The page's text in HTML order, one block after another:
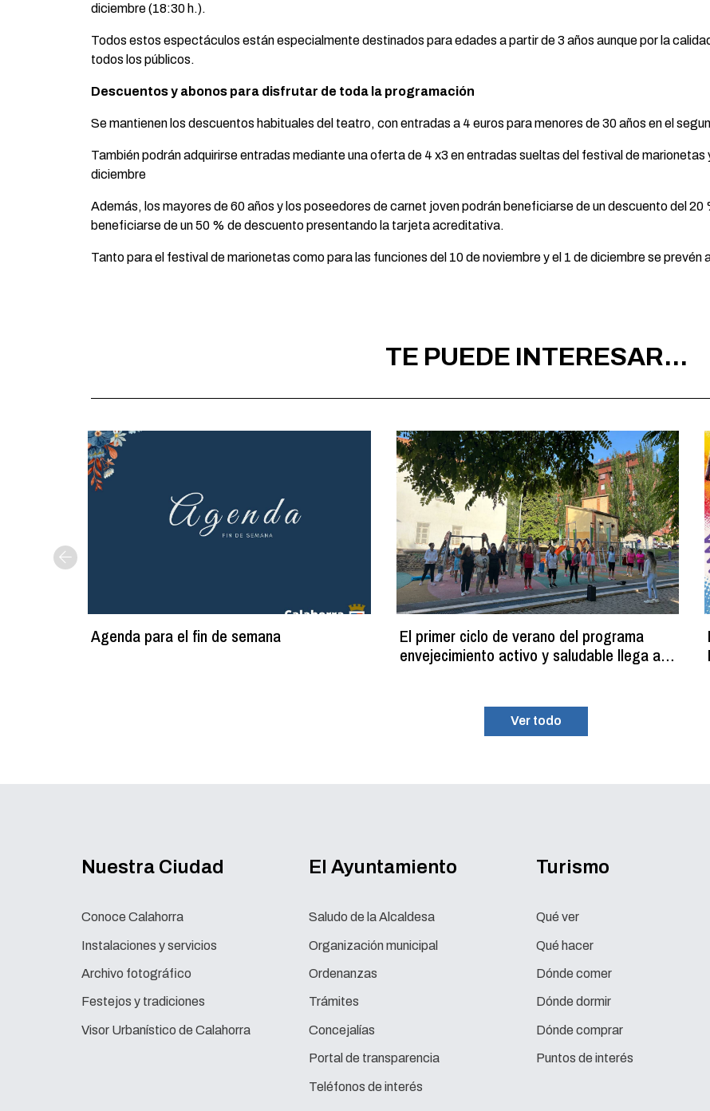
diciembre (18:30 h.).
Todos estos espectáculos están especialmente destinados para edades a partir de 3 años aunque por la
todos los públicos.
Descuentos y abonos para disfrutar de toda la programación
Se mantienen los descuentos habituales del teatro, con entradas a 4 euros para menores de 30 años en el
También podrán adquirirse entradas mediante una oferta de 4 x3 en entradas sueltas del festival de marionetas
diciembre
Además, los mayores de 60 años y los poseedores de carnet joven podrán beneficiarse de un descuento del
beneficiarse de un 50 % de descuento presentando la tarjeta acreditativa.
Tanto para el festival de marionetas como para las funciones del 10 de noviembre y el 1 de diciembre se prevén
TE PUEDE INTERESAR...
Agenda para el fin de semana
El primer ciclo de verano del programa
envejecimiento activo y saludable llega a
Ver todo
Nuestra Ciudad
Conoce Calahorra
Instalaciones y servicios
Archivo fotográfico
Festejos y tradiciones
Visor Urbanístico de Calahorra
El Ayuntamiento
Saludo de la Alcaldesa
Organización municipal
Ordenanzas
Trámites
Concejalías
Portal de transparencia
Teléfonos de interés
Turismo
Qué ver
Qué hacer
Dónde comer
Dónde dormir
Dónde comprar
Puntos de interés